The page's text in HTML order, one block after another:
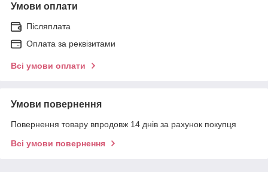
Умови оплати
Післяплата
Оплата за реквізитами
Всі умови оплати
Умови повернення
Повернення товару впродовж 14 днів за рахунок покупця
Всі умови повернення